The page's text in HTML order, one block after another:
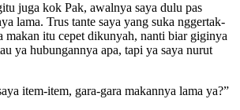
juga kok Pak, awalnya saya dulu pas
lama. Trus tante saya yang suka nggertak-
makan itu cepet dikunyah, nanti biar giginya
ya hubungannya apa, tapi ya saya nurut
item-item, gara-gara makannya lama ya?”